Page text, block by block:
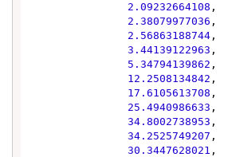
2.09232664108 ,
2.38079977036 ,
2.56863188744 ,
3.44139122963 ,
5.34794139862 ,
12.2508134842 ,
17.6105613708 ,
25.4940986633 ,
34.8002738953 ,
34.2525749207 ,
30.3447628021 ,